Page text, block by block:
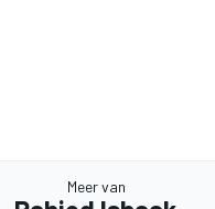
Meer van